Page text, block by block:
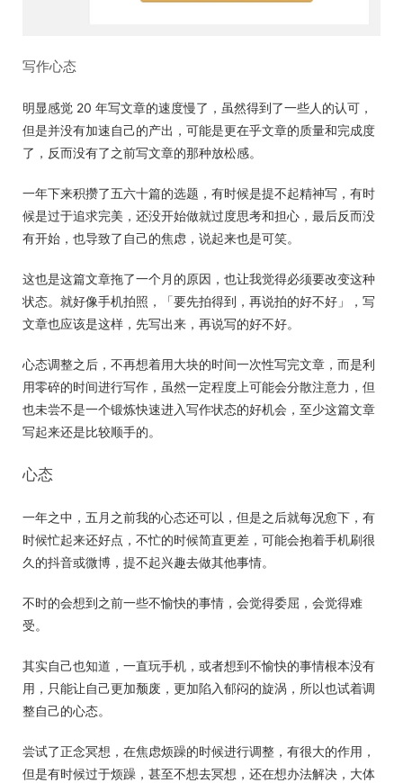
写作心态
明显感觉 20 年写文章的速度慢了，虽然得到了一些人的认可，
但是并没有加速自己的产出，可能是更在乎文章的质量和完成度
了，反而没有了之前写文章的那种放松感。
一年下来积攒了五六十篇的选题，有时候是提不起精神写，有时
候是过于追求完美，还没开始做就过度思考和担心，最后反而没
有开始，也导致了自己的焦虑，说起来也是可笑。
这也是这篇文章拖了一个月的原因，也让我觉得必须要改变这种
状态。就好像手机拍照，「要先拍得到，再说拍的好不好」，写
文章也应该是这样，先写出来，再说写的好不好。
心态调整之后，不再想着用大块的时间一次性写完文章，而是利
用零碎的时间进行写作，虽然一定程度上可能会分散注意力，但
也未尝不是一个锻炼快速进入写作状态的好机会，至少这篇文章
写起来还是比较顺手的。
心态
一年之中，五月之前我的心态还可以，但是之后就每况愈下，有
时候忙起来还好点，不忙的时候简直更差，可能会抱着手机刷很
久的抖音或微博，提不起兴趣去做其他事情。
不时的会想到之前一些不愉快的事情，会觉得委屈，会觉得难
受。
其实自己也知道，一直玩手机，或者想到不愉快的事情根本没有
用，只能让自己更加颓废，更加陷入郁闷的旋涡，所以也试着调
整自己的心态。
尝试了正念冥想，在焦虑烦躁的时候进行调整，有很大的作用，
但是有时候过于烦躁，甚至不想去冥想，还在想办法解决，大体